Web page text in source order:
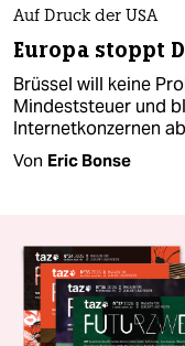
Auf Druck der USA
Europa stoppt
Brüssel will keine
Mindeststeuer und
Internetkonzernen
Von Eric Bonse